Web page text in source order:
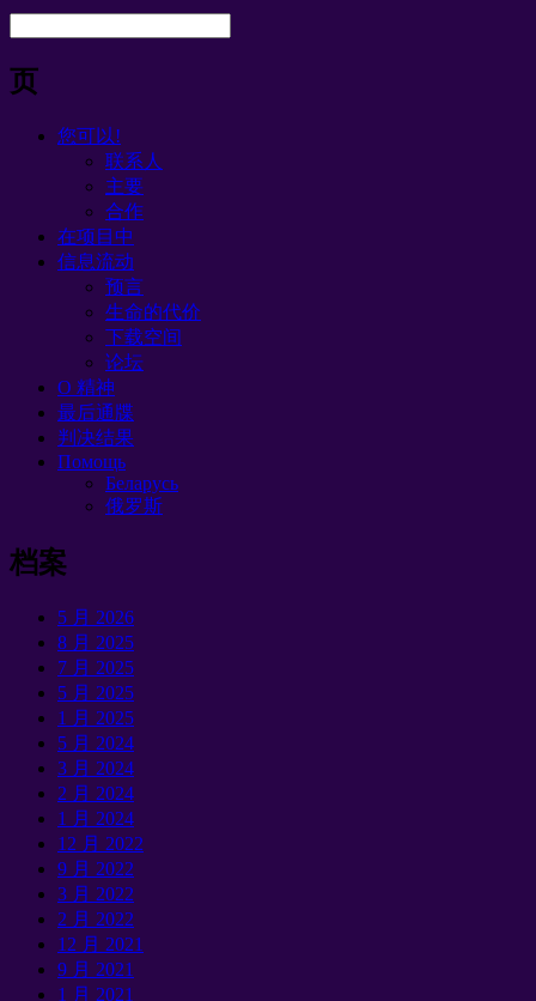
页
您可以!
联系人
主要
合作
在项目中
信息流动
预言
生命的代价
下载空间
论坛
O 精神
最后通牒
判决结果
Помощь
Беларусь
俄罗斯
档案
5 月 2026
8 月 2025
7 月 2025
5 月 2025
1 月 2025
5 月 2024
3 月 2024
2 月 2024
1 月 2024
12 月 2022
9 月 2022
3 月 2022
2 月 2022
12 月 2021
9 月 2021
1 月 2021